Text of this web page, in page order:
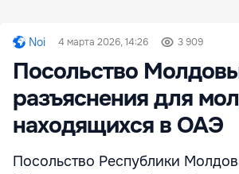
Noi 4 марта 2026, 14:26 3 909
Посольство
разъяснения для
находящихся в ОАЭ
Посольство Республики